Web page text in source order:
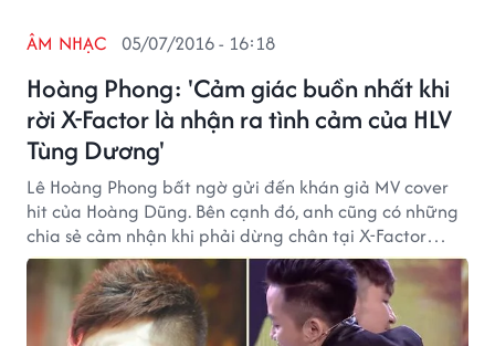
Hoàng Phong: 'Cảm giác buồn nhất khi
rời X-Factor là nhận ra tình cảm của HLV
Tùng Dương'
ÂM NHẠC 05/07/2016 - 16:18
Lê Hoàng Phong bất ngờ gửi đến khán giả MV cover
hit của Hoàng Dũng. Bên cạnh đó, anh cũng có những
chia sẻ cảm nhận khi phải dừng chân tại X-Factor
trong liveshow vừa qua.